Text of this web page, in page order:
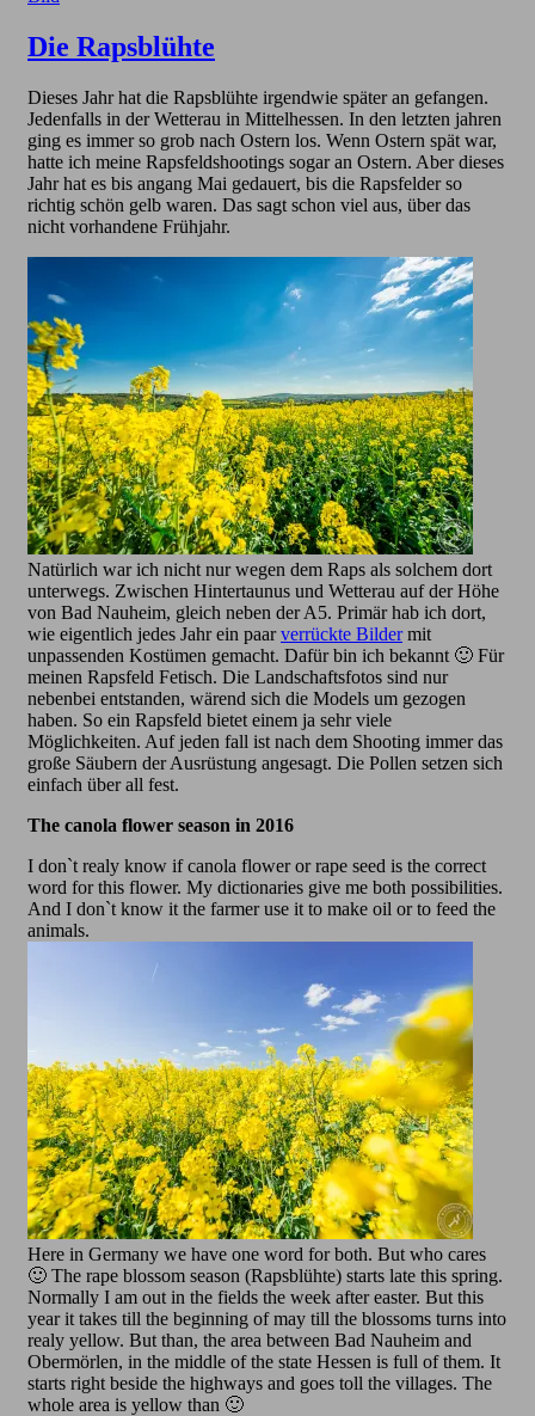
Die Rapsblühte
Dieses Jahr hat die Rapsblühte irgendwie später an gefangen.
Jedenfalls in der Wetterau in Mittelhessen. In den letzten jahren
ging es immer so grob nach Ostern los. Wenn Ostern spät war,
hatte ich meine Rapsfeldshootings sogar an Ostern. Aber dieses
Jahr hat es bis angang Mai gedauert, bis die Rapsfelder so
richtig schön gelb waren. Das sagt schon viel aus, über das
nicht vorhandene Frühjahr.
Natürlich war ich nicht nur wegen dem Raps als solchem dort
unterwegs. Zwischen Hintertaunus und Wetterau auf der Höhe
von Bad Nauheim, gleich neben der A5. Primär hab ich dort,
wie eigentlich jedes Jahr ein paarverrückte Bildermit
unpassenden Kostümen gemacht. Dafür bin ich bekannt 🙂 Für
meinen Rapsfeld Fetisch. Die Landschaftsfotos sind nur
nebenbei entstanden, wärend sich die Models um gezogen
haben. So ein Rapsfeld bietet einem ja sehr viele
Möglichkeiten. Auf jeden fall ist nach dem Shooting immer das
große Säubern der Ausrüstung angesagt. Die Pollen setzen sich
einfach über all fest.
The canola flower season in 2016
I don`t realy know if canola flower or rape seed is the correct
word for this flower. My dictionaries give me both possibilities.
And I don`t know it the farmer use it to make oil or to feed the
animals.
Here in Germany we have one word for both. But who cares
🙂 The rape blossom season (Rapsblühte) starts late this spring.
Normally I am out in the fields the week after easter. But this
year it takes till the beginning of may till the blossoms turns into
realy yellow. But than, the area between Bad Nauheim and
Obermörlen, in the middle of the state Hessen is full of them. It
starts right beside the highways and goes toll the villages. The
whole area is yellow than 🙂